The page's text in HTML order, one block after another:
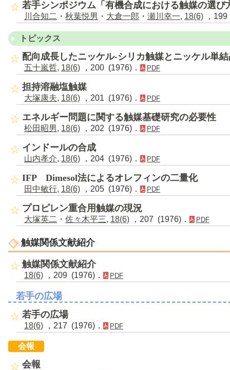
若手シンポジウム「有機合成における触媒の選び
川合知二 ・ 秋葉悦男 ・ 大倉一郎 ・ 瀬川幸一, 18(6) ，
トピックス
配向成長したニッケル-シリカ触媒とニッケル単
五十嵐哲, 18(6) ，200 (1976)． PDF
担持溶融塩触媒
大塚康夫, 18(6) ，201 (1976)． PDF
エネルギー問題に関する触媒基礎研究の必要性
松田昭男, 18(6) ，202 (1976)． PDF
インドールの合成
山内孝介, 18(6) ，204 (1976)． PDF
IFP Dimesol法によるオレフィンの二量化
田中敏行, 18(6) ，205 (1976)． PDF
プロピレン重合用触媒の現況
大塚英二 ・ 佐々木平三, 18(6) ，207 (1976)． PDF
触媒関係文献紹介
触媒関係文献紹介
18(6) ，209 (1976)． PDF
若手の広場
若手の広場
18(6) ，217 (1976)． PDF
会報
会報